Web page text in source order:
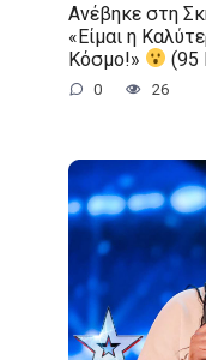
Ανέβηκε στη
«Είμαι η
Κόσμο!»
(95
0 26